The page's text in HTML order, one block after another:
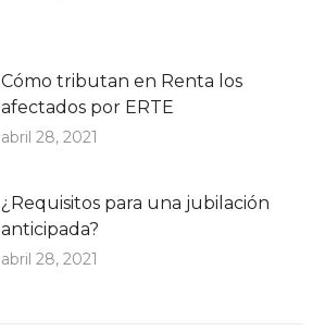
Cómo tributan en Renta los
afectados por ERTE
abril 28, 2021
¿Requisitos para una jubilación
anticipada?
abril 28, 2021